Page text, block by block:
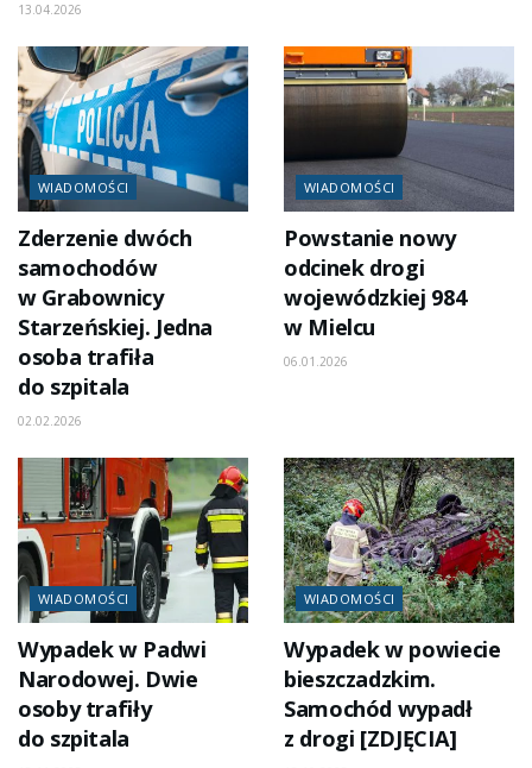
13.04.2026
WIADOMOŚCI
Zderzenie dwóch
samochodów
w Grabownicy
Starzeńskiej. Jedna
osoba trafiła
do szpitala
02.02.2026
WIADOMOŚCI
Powstanie nowy
odcinek drogi
wojewódzkiej 984
w Mielcu
06.01.2026
WIADOMOŚCI
Wypadek w Padwi
Narodowej. Dwie
osoby trafiły
do szpitala
WIADOMOŚCI
Wypadek w powiecie
bieszczadzkim.
Samochód wypadł
z drogi [ZDJĘCIA]